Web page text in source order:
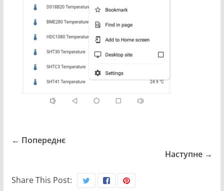
← Попереднє
Наступне →
Share This Post: